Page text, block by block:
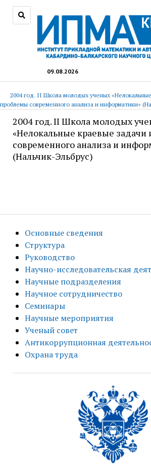
09.08.2026
Основные сведения
Структура
Руководство
Научно-исследовательская
Научные подразделения
Научное сотрудничество
Семинары
Научные мероприятия
Ученый совет
Антикоррупционная
Охрана труда
2004 год. II Школа молодых ученых
проблемы современного анализа и информатики»
2004 год. II Школа молодых
«Нелокальные краевые
современного анализа и
(Нальчик-Эльбрус)